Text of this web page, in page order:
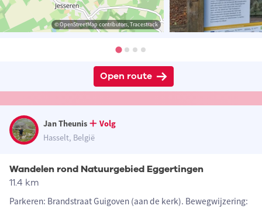
© OpenStreetMap contributors, Tracestrack
Open route
Jan Theunis
Volg
Hasselt, België
Wandelen rond Natuurgebied Eggertingen
11.4 km
Parkeren: Brandstraat Guigoven (aan de kerk). Bewegwijzering: